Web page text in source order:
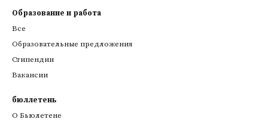
Образование и работа
Все
Образовательные предложения
Стипендии
Вакансии
бюллетень
О Бьюлетене